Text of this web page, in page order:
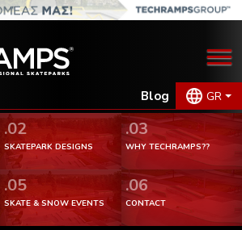
Blog GR
.02
SKATEPARK DESIGNS
.03
WHY TECHRAMPS??
.05
SKATE & SNOW EVENTS
.06
CONTACT